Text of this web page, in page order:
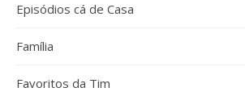
Episódios cá de Casa
Família
Favoritos da Tim